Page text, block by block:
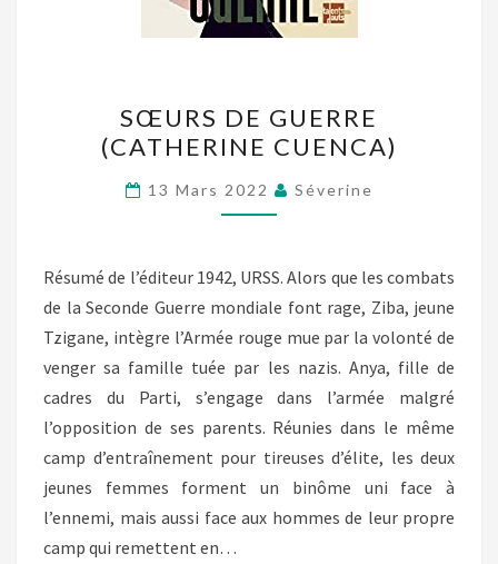
DE
GUERRE
(CATHERINE
CUENCA)
SŒURS DE GUERRE
(CATHERINE CUENCA)
13 Mars 2022 Séverine
Résumé de l’éditeur 1942, URSS. Alors que les combats
de la Seconde Guerre mondiale font rage, Ziba, jeune
Tzigane, intègre l’Armée rouge mue par la volonté de
venger sa famille tuée par les nazis. Anya, fille de
cadres du Parti, s’engage dans l’armée malgré
l’opposition de ses parents. Réunies dans le même
camp d’entraînement pour tireuses d’élite, les deux
jeunes femmes forment un binôme uni face à
l’ennemi, mais aussi face aux hommes de leur propre
camp qui remettent en…